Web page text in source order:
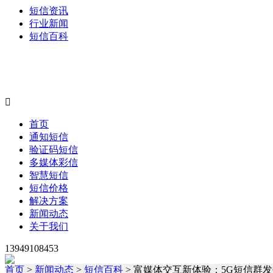
短信资讯
行业新闻
短信百科

首页
通知短信
验证码短信
多媒体彩信
智慧短信
短信价格
解决方案
新闻动态
关于我们
13949108453
首页 > 新闻动态 > 短信百科 > 富媒体交互新体验：5G短信群